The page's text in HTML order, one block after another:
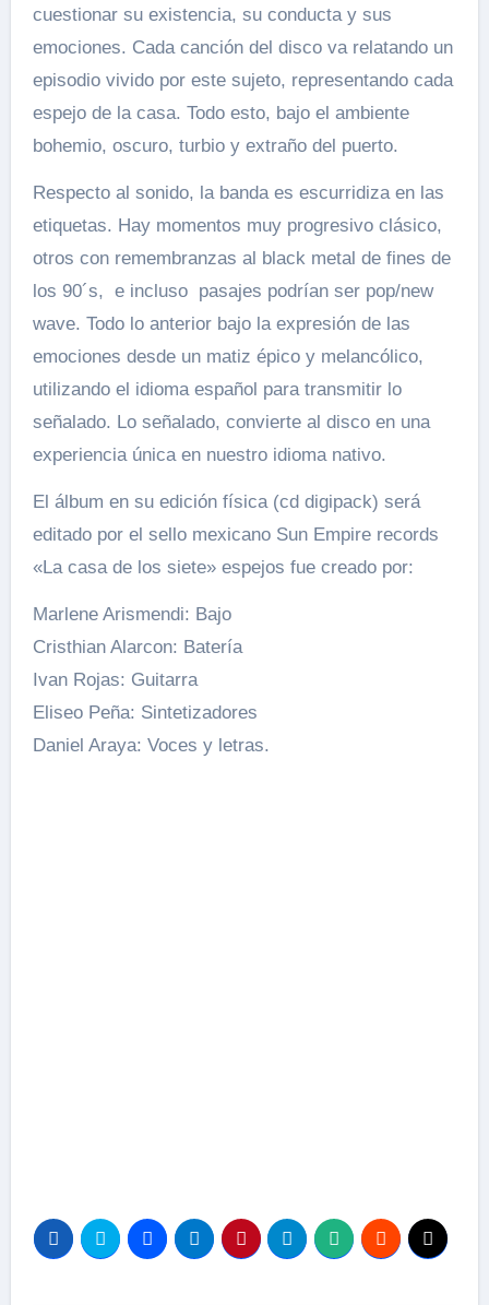
cuestionar su existencia, su conducta y sus
emociones. Cada canción del disco va relatando un
episodio vivido por este sujeto, representando cada
espejo de la casa. Todo esto, bajo el ambiente
bohemio, oscuro, turbio y extraño del puerto.
Respecto al sonido, la banda es escurridiza en las
etiquetas. Hay momentos muy progresivo clásico,
otros con remembranzas al black metal de fines de
los 90´s, e incluso pasajes podrían ser pop/new
wave. Todo lo anterior bajo la expresión de las
emociones desde un matiz épico y melancólico,
utilizando el idioma español para transmitir lo
señalado. Lo señalado, convierte al disco en una
experiencia única en nuestro idioma nativo.
El álbum en su edición física (cd digipack) será
editado por el sello mexicano Sun Empire records
«La casa de los siete» espejos fue creado por:
Marlene Arismendi: Bajo
Cristhian Alarcon: Batería
Ivan Rojas: Guitarra
Eliseo Peña: Sintetizadores
Daniel Araya: Voces y letras.